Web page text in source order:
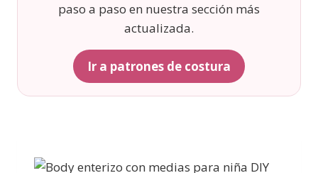
paso a paso en nuestra sección más
actualizada.
Ir a patrones de costura